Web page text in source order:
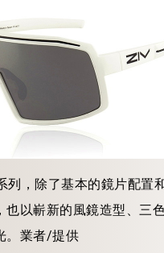
列，除了基本的鏡片配置
也以嶄新的風鏡造型、三
。業者/提供